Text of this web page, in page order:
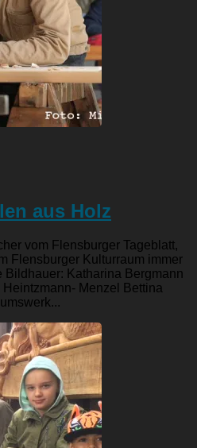
aus Holz
vom Flensburger Tageblatt,
Flensburger Kulturraum immer
Bildhauer: Katharina Bergmann
Menzel Bettina